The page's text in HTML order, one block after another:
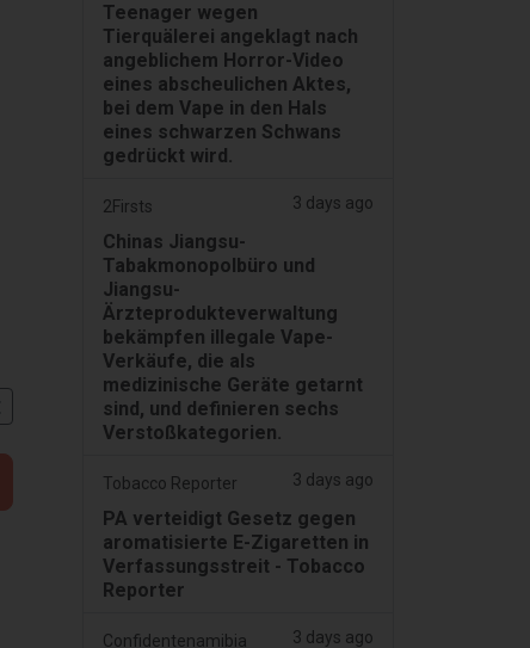
Teenager wegen
Tierquälerei angeklagt nach
angeblichem Horror-Video
eines abscheulichen Aktes,
bei dem Vape in den Hals
eines schwarzen Schwans
gedrückt wird.
2Firsts 3 days ago
Chinas Jiangsu-
Tabakmonopolbüro und
Jiangsu-
Ärzteprodukteverwaltung
bekämpfen illegale Vape-
Verkäufe, die als
medizinische Geräte getarnt
sind, und definieren sechs
Verstoßkategorien.
Tobacco Reporter 3 days ago
PA verteidigt Gesetz gegen
aromatisierte E-Zigaretten in
Verfassungsstreit - Tobacco
Reporter
Confidentenamibia 3 days ago